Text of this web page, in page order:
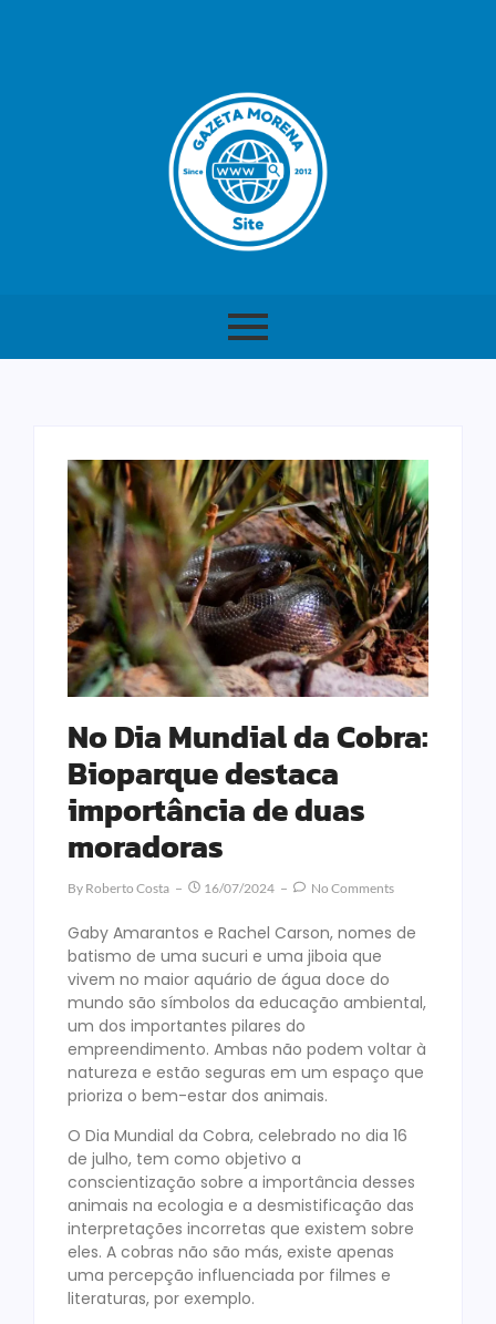
No Dia Mundial da Cobra:
Bioparque destaca
importância de duas
moradoras
By Roberto Costa 16/07/2024 No Comments
Gaby Amarantos e Rachel Carson, nomes de
batismo de uma sucuri e uma jiboia que
vivem no maior aquário de água doce do
mundo são símbolos da educação ambiental,
um dos importantes pilares do
empreendimento. Ambas não podem voltar à
natureza e estão seguras em um espaço que
prioriza o bem-estar dos animais.
O Dia Mundial da Cobra, celebrado no dia 16
de julho, tem como objetivo a
conscientização sobre a importância desses
animais na ecologia e a desmistificação das
interpretações incorretas que existem sobre
eles. A cobras não são más, existe apenas
uma percepção influenciada por filmes e
literaturas, por exemplo.